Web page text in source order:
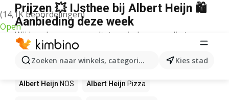
(14,1K beoordelingen)
Open
Zoeken naar winkels, categorieën, producten...
Kies stad
Prijzen 💥 IJsthee bij Albert Heijn 🛍️
Aanbieding deze week
Wij konden geen resultaten vinden voor die term.
Andere producten in winkels Albert
Heijn
Albert Heijn NOS Albert Heijn Pizza